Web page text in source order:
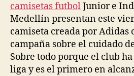
camisetas futbolJunior e
Medellín presentan este
camiseta creada por Adidas
campaña sobre el cuidado
Sobre todo porque el club
liga y es el primero en